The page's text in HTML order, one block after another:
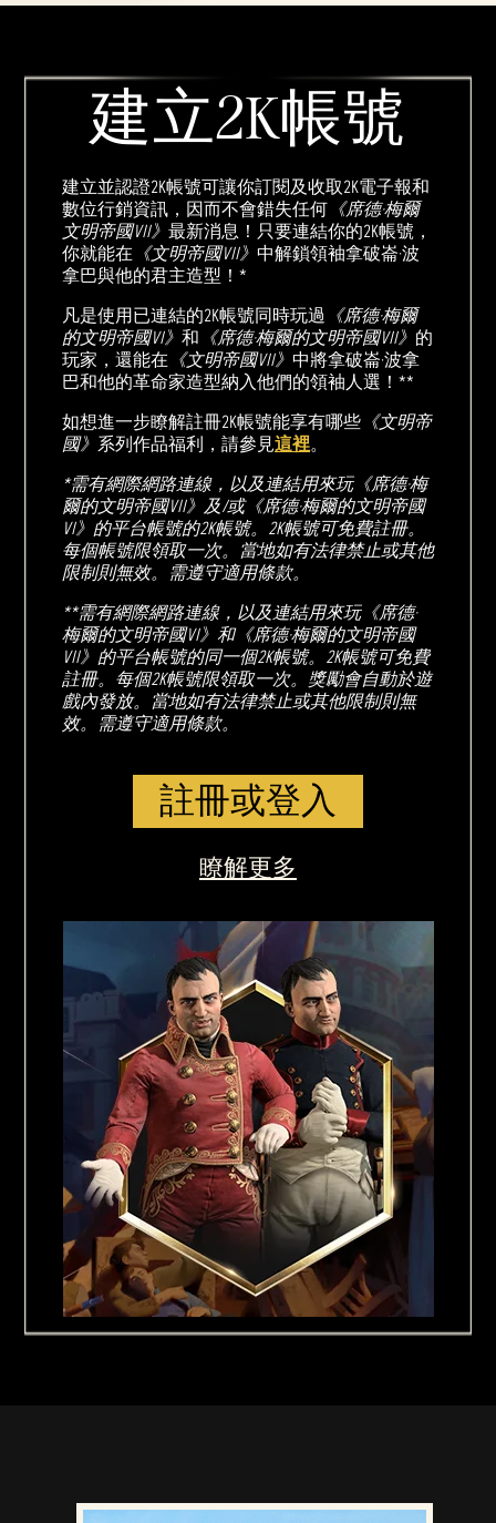
建立2K帳號
建立並認證2K帳號可讓你訂閱及收取2K電子報和
數位行銷資訊，因而不會錯失任何 《席德·梅爾
文明帝國VII》 最新消息！只要連結你的2K帳號，
你就能在 《文明帝國VII》 中解鎖領袖拿破崙·波
拿巴與他的君主造型！*
凡是使用已連結的2K帳號同時玩過 《席德·梅爾
的文明帝國VI》 和 《席德·梅爾的文明帝國VII》 的
玩家，還能在 《文明帝國VII》 中將拿破崙·波拿
巴和他的革命家造型納入他們的領袖人選！**
如想進一步瞭解註冊2K帳號能享有哪些 《文明帝
國》 系列作品福利，請參見這裡。
*需有網際網路連線，以及連結用來玩《席德·梅
爾的文明帝國VII》及/或《席德·梅爾的文明帝國
VI》的平台帳號的2K帳號。2K帳號可免費註冊。
每個帳號限領取一次。當地如有法律禁止或其他
限制則無效。需遵守適用條款。
**需有網際網路連線，以及連結用來玩《席德·
梅爾的文明帝國VI》和《席德·梅爾的文明帝國
VII》的平台帳號的同一個2K帳號。2K帳號可免費
註冊。每個2K帳號限領取一次。獎勵會自動於遊
戲內發放。當地如有法律禁止或其他限制則無
效。需遵守適用條款。
註冊或登入
瞭解更多